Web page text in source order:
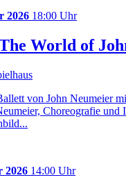
2026 18:00 Uhr
World of
von John Neumeier
Choreografie und
2026 14:00 Uhr